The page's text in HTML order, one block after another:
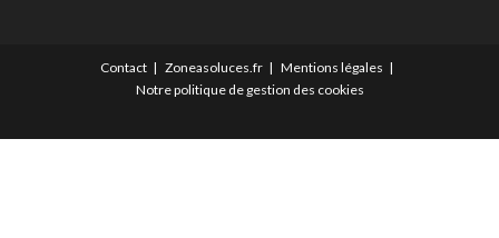
Contact Zoneasoluces.fr
Mentions légales
Notre politique de gestion des cookies